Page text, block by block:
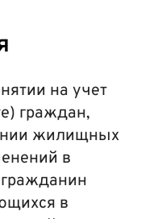
на учет
граждан,
жилищных
в
в